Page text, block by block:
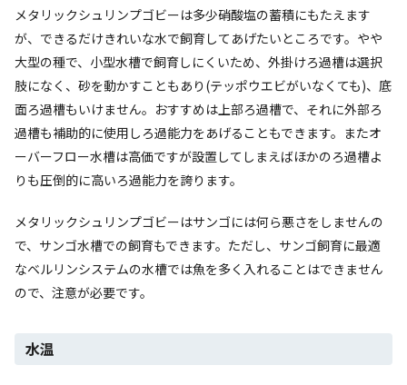
メタリックシュリンプゴビーは多少硝酸塩の蓄積にもたえます
が、できるだけきれいな水で飼育してあげたいところです。やや
大型の種で、小型水槽で飼育しにくいため、外掛けろ過槽は選択
肢になく、砂を動かすこともあり(テッポウエビがいなくても)、底
面ろ過槽もいけません。おすすめは上部ろ過槽で、それに外部ろ
過槽も補助的に使用しろ過能力をあげることもできます。またオ
ーバーフロー水槽は高価ですが設置してしまえばほかのろ過槽よ
りも圧倒的に高いろ過能力を誇ります。
メタリックシュリンプゴビーはサンゴには何ら悪さをしませんの
で、サンゴ水槽での飼育もできます。ただし、サンゴ飼育に最適
なベルリンシステムの水槽では魚を多く入れることはできません
ので、注意が必要です。
水温